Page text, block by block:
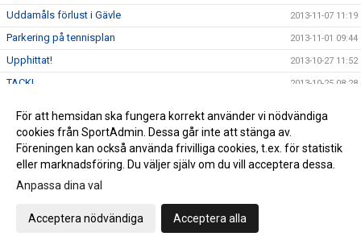
Uddamåls förlust i Gävle 2013-11-07 11:19
Parkering på tennisplan 2013-11-01 09:44
Upphittat! 2013-10-27 11:52
TACK! 2013-10-25 08:28
Profilguiden
Innebandy för damer 2013-09-04 11:30
Vinnare i trekamp - Midsommar
Patamera
För att hemsidan ska fungera korrekt använder vi nödvändiga
cookies från SportAdmin. Dessa går inte att stänga av.
Föreningen kan också använda frivilliga cookies, t.ex. för statistik
eller marknadsföring. Du väljer själv om du vill acceptera dessa.
Anpassa dina val
Acceptera nödvändiga Acceptera alla